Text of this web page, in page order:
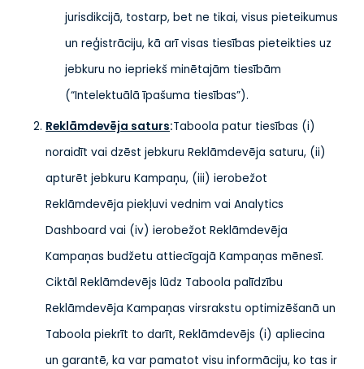
jurisdikcijā, tostarp, bet ne tikai, visus pieteikumus
un reģistrāciju, kā arī visas tiesības pieteikties uz
jebkuru no iepriekš minētajām tiesībām
(“Intelektuālā īpašuma tiesības”).
Reklāmdevēja saturs:Taboola patur tiesības (i)
noraidīt vai dzēst jebkuru Reklāmdevēja saturu, (ii)
apturēt jebkuru Kampaņu, (iii) ierobežot
Reklāmdevēja piekļuvi vednim vai Analytics
Dashboard vai (iv) ierobežot Reklāmdevēja
Kampaņas budžetu attiecīgajā Kampaņas mēnesī.
Ciktāl Reklāmdevējs lūdz Taboola palīdzību
Reklāmdevēja Kampaņas virsrakstu optimizēšanā un
Taboola piekrīt to darīt, Reklāmdevējs (i) apliecina
un garantē, ka var pamatot visu informāciju, ko tas ir